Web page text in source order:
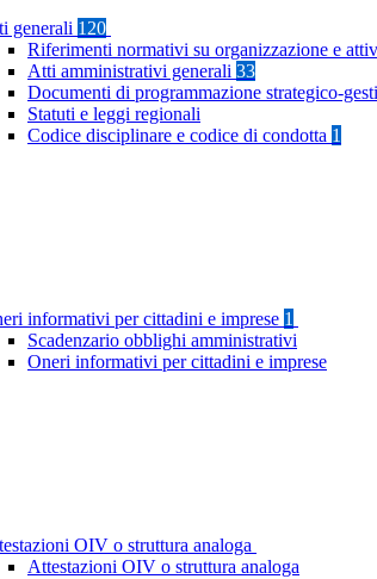
generali 120
Riferimenti normativi su organizzazione e
Atti amministrativi generali 33
Documenti di programmazione strategico-
Statuti e leggi regionali
Codice disciplinare e codice di condotta 1
informativi per cittadini e imprese 1
Scadenzario obblighi amministrativi
Oneri informativi per cittadini e imprese
OIV o struttura analoga
Attestazioni OIV o struttura analoga